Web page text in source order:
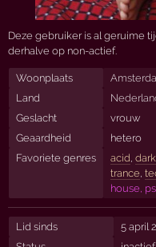
Deze gebruiker is al geruime
derhalve op non-actief.
Woonplaats
Land
Geslacht
vrouw
Geaardheid
hetero
Favoriete genres
acid
trance
house,
Lid sinds
5 april